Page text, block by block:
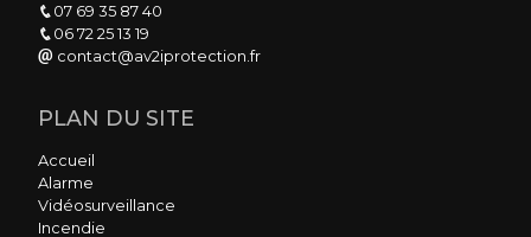
07 69 35 87 40
06 72 25 13 19
contact@av2iprotection.fr
PLAN DU SITE
Accueil
Alarme
Vidéosurveillance
Incendie